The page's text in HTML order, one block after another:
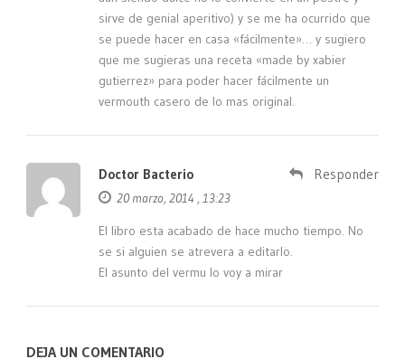
sirve de genial aperitivo) y se me ha ocurrido que
se puede hacer en casa «fácilmente»… y sugiero
que me sugieras una receta «made by xabier
gutierrez» para poder hacer fácilmente un
vermouth casero de lo mas original.
Doctor Bacterio
20 marzo, 2014 , 13:23
Responder
El libro esta acabado de hace mucho tiempo. No
se si alguien se atrevera a editarlo.
El asunto del vermu lo voy a mirar
DEJA UN COMENTARIO